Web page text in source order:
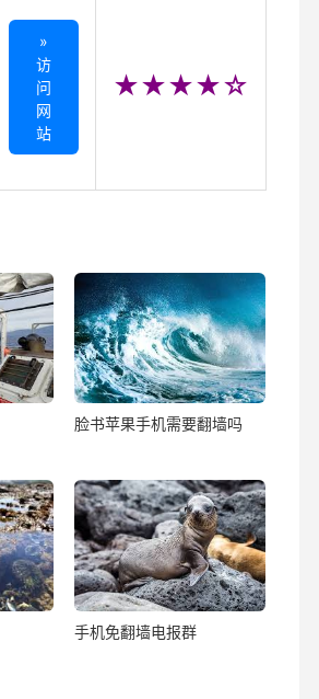
»
访
问
网
站
★★★★☆
脸书苹果手机需要翻墙吗
手机免翻墙电报群